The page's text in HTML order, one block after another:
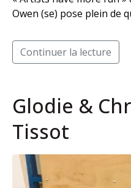
Owen (se) pose plein de
Continuer la lecture
Glodie &
Tissot